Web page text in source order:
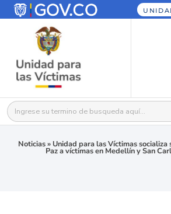
Buscar:
Noticias» Unidad para las Víctimas socializa
Paz a víctimas en Medellín y San